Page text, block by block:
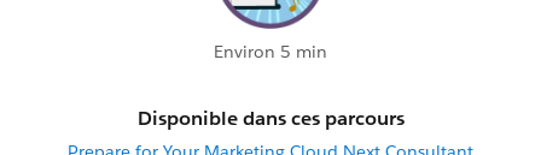
Environ 5 min
Disponible dans ces parcours